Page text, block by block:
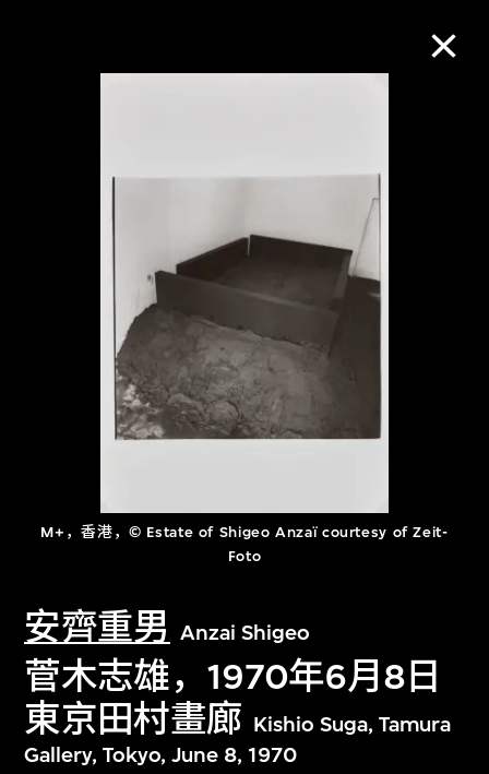
M+，香港，© Estate of Shigeo Anzaï courtesy of Zeit-
Foto
安齊重男 Anzai Shigeo
菅木志雄，1970年6月8日
東京田村畫廊 Kishio Suga, Tamura
Gallery, Tokyo, June 8, 1970
关于M+藏品
探索世界顶级的二十及二十一世纪视觉
文化藏品。